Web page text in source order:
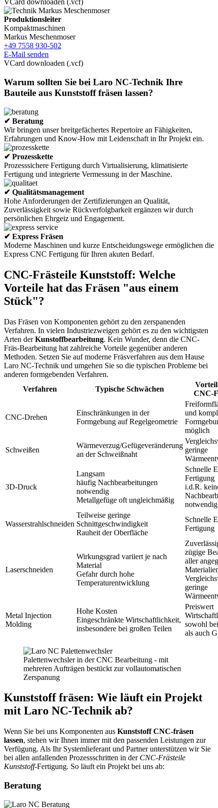
VCard downloaden (.vcf)
Produktionsleiter
Kompaktmaschinen
Markus Meschenmoser
+49 7558 930-502
E-Mail senden
VCard downloaden (.vcf)
Warum sollten Sie bei Laro NC-Technik Ihre
Bauteile aus Kunststoff fräsen lassen?
✔ Beratung
Wir bringen unser breitgefächertes Repertoire an Fähigkeiten,
Erfahrungen und Know-How mit Leidenschaft in Ihr Projekt ein.
✔ Prozesskette
Prozesssichere Fertigung durch Virtualisierung, klimatisierte
Fertigung und integrierte Vermessung in der Maschine.
✔ Qualitätsmanagement
Hohe Anforderungen der Zertifizierungen an Qualität,
Zuverlässigkeit sowie Rückverfolgbarkeit ergänzen wir durch
persönlichen Ehrgeiz und Engagement.
✔ Express Fräsen
Moderne Maschinen und kurze Entscheidungswege ermöglichen die
Express CNC Fertigung für Ihren akuten Bedarf.
CNC-Frästeile Kunststoff: Welche
Vorteile hat das Fräsen "aus einem
Stück"?
Das Fräsen von Komponenten gehört zu den zerspanenden
Verfahren. In vielen Industriezweigen gehört es zu den wichtigsten
Arten derKunstoffbearbeitung. Kein Wunder, denn die CNC-
Fräs-Bearbeitung hat zahlreiche Vorteile gegenüber anderen
Methoden. Setzen Sie auf moderne Fräsverfahren aus dem Hause
Laro NC-Technik und umgehen Sie so die typischen Probleme bei
anderen formgebenden Verfahren.
Verfahren
Typische Schwächen
CNC-
CNC-Drehen
Einschränkungen in der
Formgebung auf Regelgeometrie
und
möglich
Schweißen
Wärmeverzug/Gefügeveränderung
an der Schweißnaht
geringe
3D-Druck
Langsam
häufig Nachbearbeitungen
notwendig
Metallgefüge oft ungleichmäßig
Schnelle
Fertigung
i.d.R.
notwendig
Wasserstrahlschneiden
Teilweise geringe
Schnittgeschwindigkeit
Rauheit der Oberfläche
Schnelle
Fertigung
Laserschneiden
Wirkungsgrad variiert je nach
Material
Gefahr durch hohe
Temperaturentwicklung
zügige
aller
geringe
Metal Injection
Molding
Hohe Kosten
Eingeschränkte Wirtschaftlichkeit,
insbesondere bei großen Teilen
Preiswert
sowohl
als auch
Palettenwechsler in der CNC Bearbeitung - mit
mehreren Aufträgen bestückt zur vollautomatischen
Zerspanung
Kunststoff fräsen: Wie läuft ein Projekt
mit Laro NC-Technik ab?
Wenn Sie bei uns Komponenten aus Kunststoff CNC-fräsen
lassen, stehen wir Ihnen immer mit den passenden Leistungen zur
Verfügung. Als Ihr Systemlieferant und Partner unterstützen wir Sie
bei allen anfallenden Prozessschritten in der CNC-Frästeile
Kunststoff-Fertigung. So läuft ein Projekt bei uns ab:
Beratung